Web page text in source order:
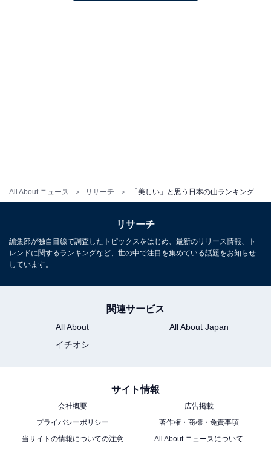
All About ニュース リサーチ
リサーチ
編集部が独自目線で調査したトピックスをはじめ、最新のリリース情報、ト
レンドに関するランキングなど、世の中で注目を集めている話題をお知らせ
しています。
関連サービス
All About
All About Japan
イチオシ
サイト情報
会社概要
広告掲載
プライバシーポリシー
著作権・商標・免責事項
当サイトの情報についての注意
All About ニュースについて